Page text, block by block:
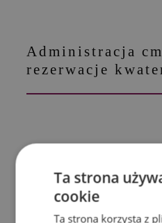
Administracja
rezerwacje
Ta strona
cookie
Ta strona korzysta z